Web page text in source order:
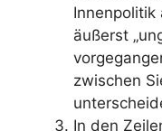
Innenpolitik
äußerst
zwischen
In den